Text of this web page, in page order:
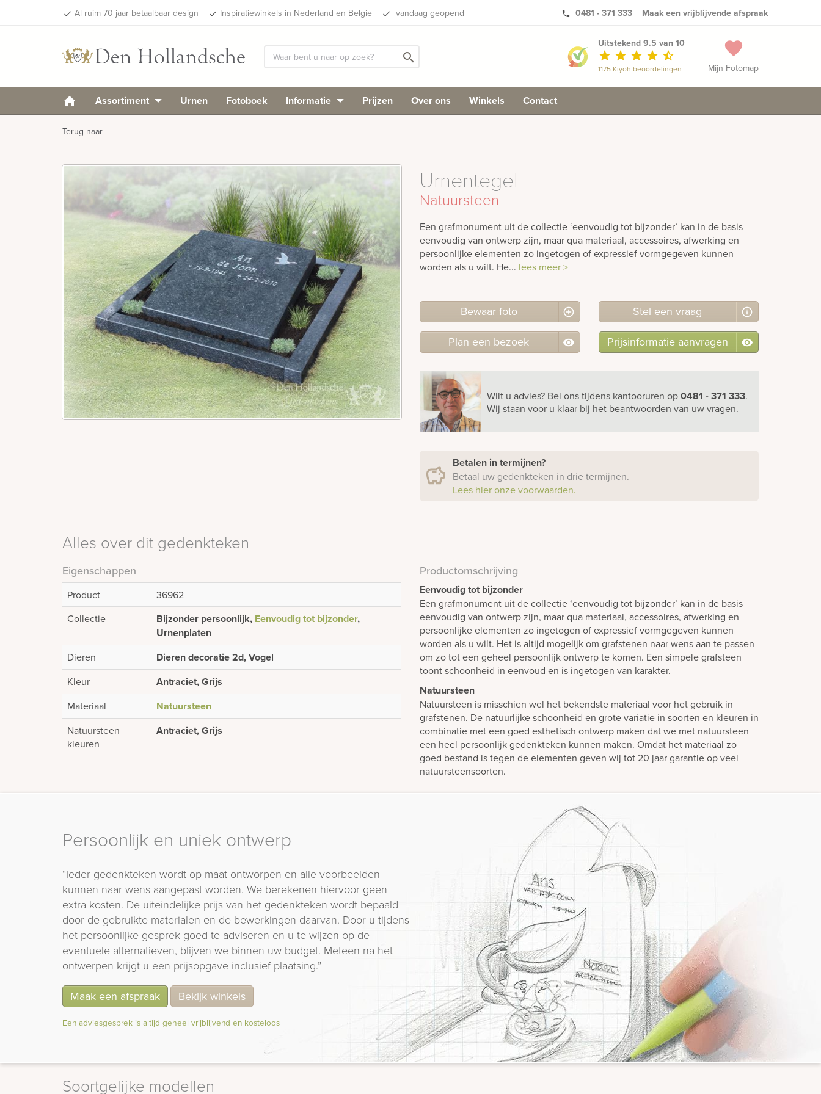
done Al ruim 70 jaar betaalbaar design done Inspiratiewinkels in Nederland en Belgie done vandaag geopend phone 0481 - 371 333 Maak een vrijblijvende afspraak
search favorite
Mijn Fotomap
Uitstekend 9.5 van 10
star star star star star_half
1175 Kiyoh beoordelingen
Assortiment Urnen Fotoboek Informatie Prijzen Over ons Winkels Contact
Terug naar
Urnentegel
Natuursteen
Een grafmonument uit de collectie ‘eenvoudig tot bijzonder’ kan in de basis
eenvoudig van ontwerp zijn, maar qua materiaal, accessoires, afwerking en
persoonlijke elementen zo ingetogen of expressief vormgegeven kunnen
worden als u wilt. He... lees meer >
Bewaar foto Stel een vraag
Plan een bezoek Prijsinformatie aanvragen
Wilt u advies? Bel onstijdens kantooruren op0481 - 371 333.
Wij staan voor u klaar bij het beantwoorden van uw vragen.
Betalen in termijnen?
Betaal uw gedenkteken in drie termijnen.
Lees hier onze voorwaarden.
Alles over dit gedenkteken
Eigenschappen
Product
36962
Collectie
Bijzonder persoonlijk, Eenvoudig tot bijzonder,
Urnenplaten
Dieren Dieren decoratie 2d, Vogel
Kleur Antraciet, Grijs
Materiaal Natuursteen
Natuursteen
kleuren
Antraciet, Grijs
Productomschrijving
Eenvoudig tot bijzonder
Een grafmonument uit de collectie ‘eenvoudig tot bijzonder’ kan in de basis
eenvoudig van ontwerp zijn, maar qua materiaal, accessoires, afwerking en
persoonlijke elementen zo ingetogen of expressief vormgegeven kunnen
worden als u wilt. Het is altijd mogelijk om grafstenen naar wens aan te passen
om zo tot een geheel persoonlijk ontwerp te komen. Een simpele grafsteen
toont schoonheid in eenvoud en is ingetogen van karakter.
Natuursteen
Natuursteen is misschien wel het bekendste materiaal voor het gebruik in
grafstenen. De natuurlijke schoonheid en grote variatie in soorten en kleuren in
combinatie met een goed esthetisch ontwerp maken dat we met natuursteen
een heel persoonlijk gedenkteken kunnen maken. Omdat het materiaal zo
goed bestand is tegen de elementen geven wij tot 20 jaar garantie op veel
natuursteensoorten.
Persoonlijk en uniek ontwerp
“Ieder gedenkteken wordt op maat ontworpen en alle voorbeelden
kunnen naar wens aangepast worden. We berekenen hiervoor geen
extra kosten. De uiteindelijke prijs van het gedenkteken wordt bepaald
door de gebruikte materialen en de bewerkingen daarvan. Door u tijdens
het persoonlijke gesprek goed te adviseren en u te wijzen op de
eventuele alternatieven, blijven we binnen uw budget. Meteen na het
ontwerpen krijgt u een prijsopgave inclusief plaatsing.”
Maak een afspraak Bekijk winkels
Een adviesgesprek is altijd geheel vrijblijvend en kosteloos
Soortgelijke modellen